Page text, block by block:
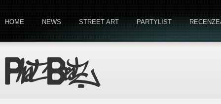
HOME NEWS STREET ART PARTYLIST